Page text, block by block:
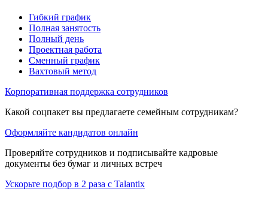
Гибкий график
Полная занятость
Полный день
Проектная работа
Сменный график
Вахтовый метод
Корпоративная поддержка сотрудников
Какой соцпакет вы предлагаете семейным сотрудникам?
Оформляйте кандидатов онлайн
Проверяйте сотрудников и подписывайте кадровые
документы без бумаг и личных встреч
Ускорьте подбор в 2 раза с Talantix